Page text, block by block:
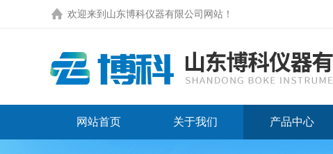
欢迎来到 山东博科仪器有限公司网站 ！
网站首页 关于我们 产品中心